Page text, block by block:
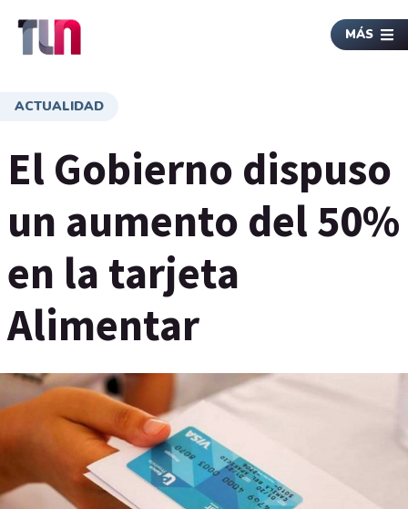
MÁS
ACTUALIDAD
El Gobierno dispuso
un aumento del 50%
en la tarjeta
Alimentar